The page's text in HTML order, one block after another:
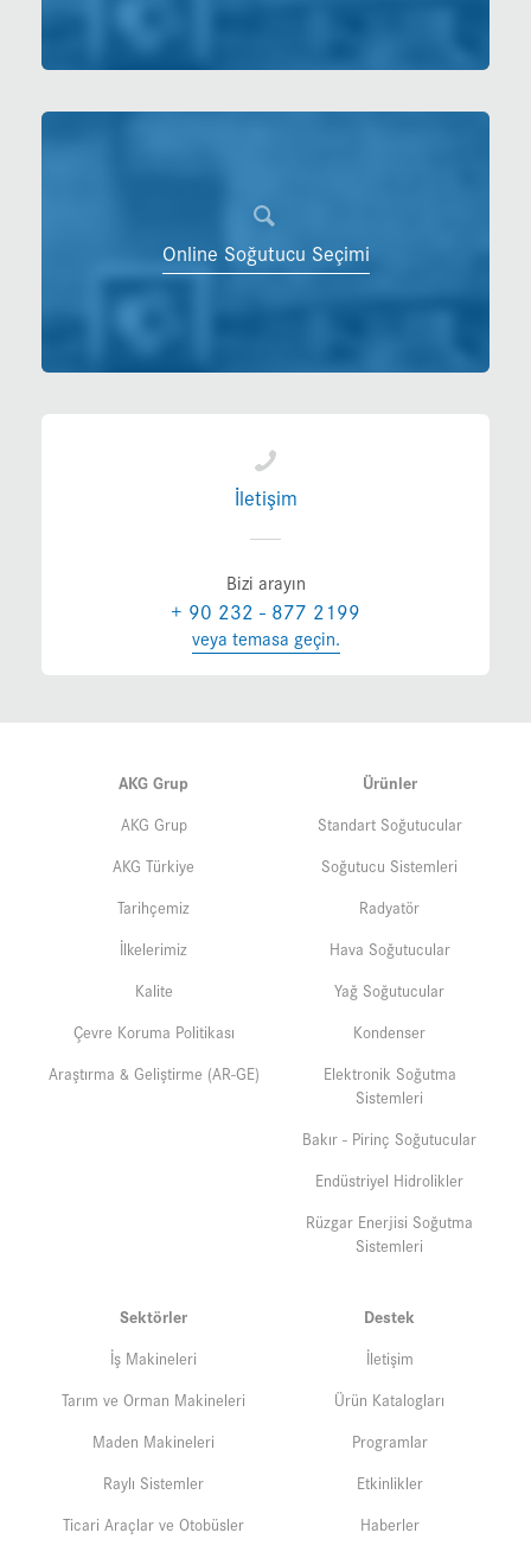
Online Soğutucu Seçimi
İletişim
Bizi arayın
+ 90 232 - 877 2199
veya temasa geçin.
AKG Grup
AKG Grup
AKG Türkiye
Tarihçemiz
İlkelerimiz
Kalite
Çevre Koruma Politikası
Araştırma & Geliştirme (AR-GE)
Ürünler
Standart Soğutucular
Soğutucu Sistemleri
Radyatör
Hava Soğutucular
Yağ Soğutucular
Kondenser
Elektronik Soğutma
Sistemleri
Bakır - Pirinç Soğutucular
Endüstriyel Hidrolikler
Rüzgar Enerjisi Soğutma
Sistemleri
Sektörler
İş Makineleri
Tarım ve Orman Makineleri
Maden Makineleri
Raylı Sistemler
Ticari Araçlar ve Otobüsler
Destek
İletişim
Ürün Katalogları
Programlar
Etkinlikler
Haberler